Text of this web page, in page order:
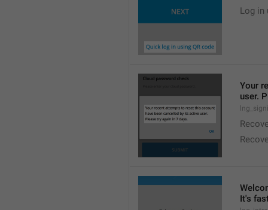
Log in
Your
user.
It's